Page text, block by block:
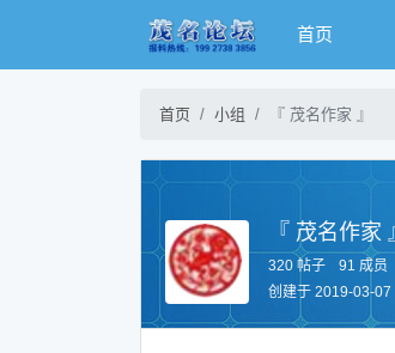
首页
首页 小组 『 茂名作家 』
『 茂名作家
320 帖子
91 成员
创建于 2019-03-07